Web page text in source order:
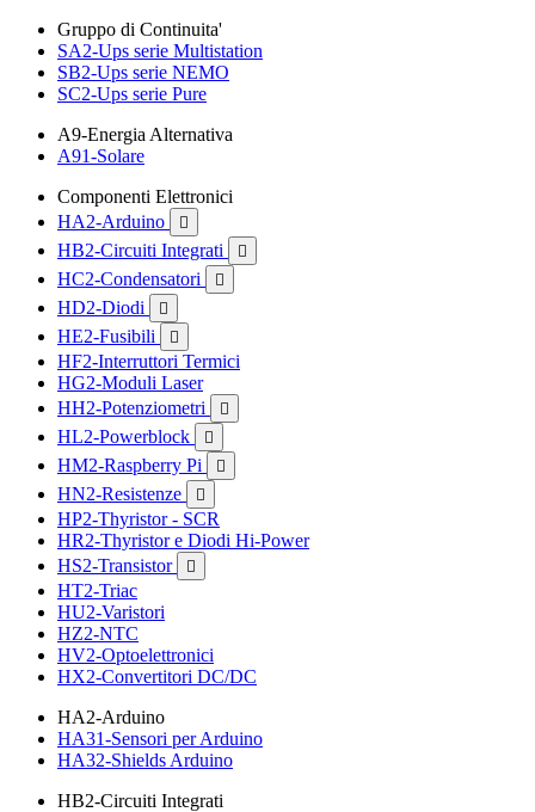
Gruppo di Continuita'
SA2-Ups serie Multistation
SB2-Ups serie NEMO
SC2-Ups serie Pure
A9-Energia Alternativa
A91-Solare
Componenti Elettronici
HA2-Arduino

HB2-Circuiti Integrati 
HC2-Condensatori 
HD2-Diodi 
HE2-Fusibili 
HF2-Interruttori Termici
HG2-Moduli Laser
HH2-Potenziometri

HL2-Powerblock 
HM2-Raspberry Pi 
HN2-Resistenze 
HP2-Thyristor - SCR
HR2-Thyristor e Diodi Hi-Power
HS2-Transistor

HT2-Triac
HU2-Varistori
HZ2-NTC
HV2-Optoelettronici
HX2-Convertitori DC/DC
HA2-Arduino
HA31-Sensori per Arduino
HA32-Shields Arduino
HB2-Circuiti Integrati